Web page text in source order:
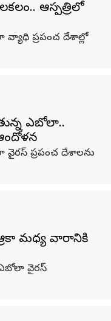
ఆస్పత్రిలో
వ్యాధి ప్రపంచ దేశాల్లో
ఎబోలా..
వైరస్‌ ప్రపంచ దేశాలను
మధ్య వారానికి
ఎబోలా వైరస్